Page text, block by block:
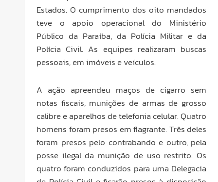
Estados. O cumprimento dos oito mandados
teve o apoio operacional do Ministério
Público da Paraíba, da Polícia Militar e da
Polícia Civil. As equipes realizaram buscas
pessoais, em imóveis e veículos.
A ação apreendeu maços de cigarro sem
notas fiscais, munições de armas de grosso
calibre e aparelhos de telefonia celular. Quatro
homens foram presos em flagrante. Três deles
foram presos pelo contrabando e outro, pela
posse ilegal da munição de uso restrito. Os
quatro foram conduzidos para uma Delegacia